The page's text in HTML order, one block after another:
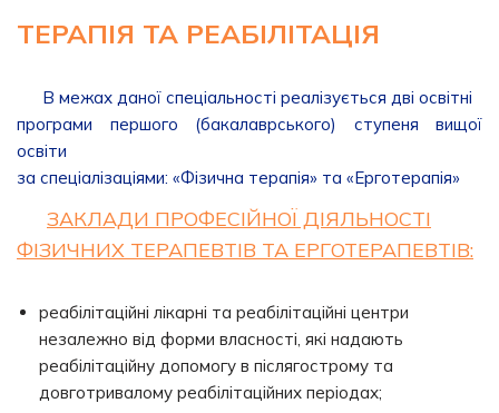
ТЕРАПІЯ ТА РЕАБІЛІТАЦІЯ
В межах даної спеціальності реалізується дві освітні
програми першого (бакалаврського) ступеня вищої
освіти
за спеціалізаціями: «Фізична терапія» та «Ерготерапія»
ЗАКЛАДИ ПРОФЕСІЙНОЇ ДІЯЛЬНОСТІ
ФІЗИЧНИХ ТЕРАПЕВТІВ ТА ЕРГОТЕРАПЕВТІВ:
реабілітаційні лікарні та реабілітаційні центри
незалежно від форми власності, які надають
реабілітаційну допомогу в післягострому та
довготривалому реабілітаційних періодах;